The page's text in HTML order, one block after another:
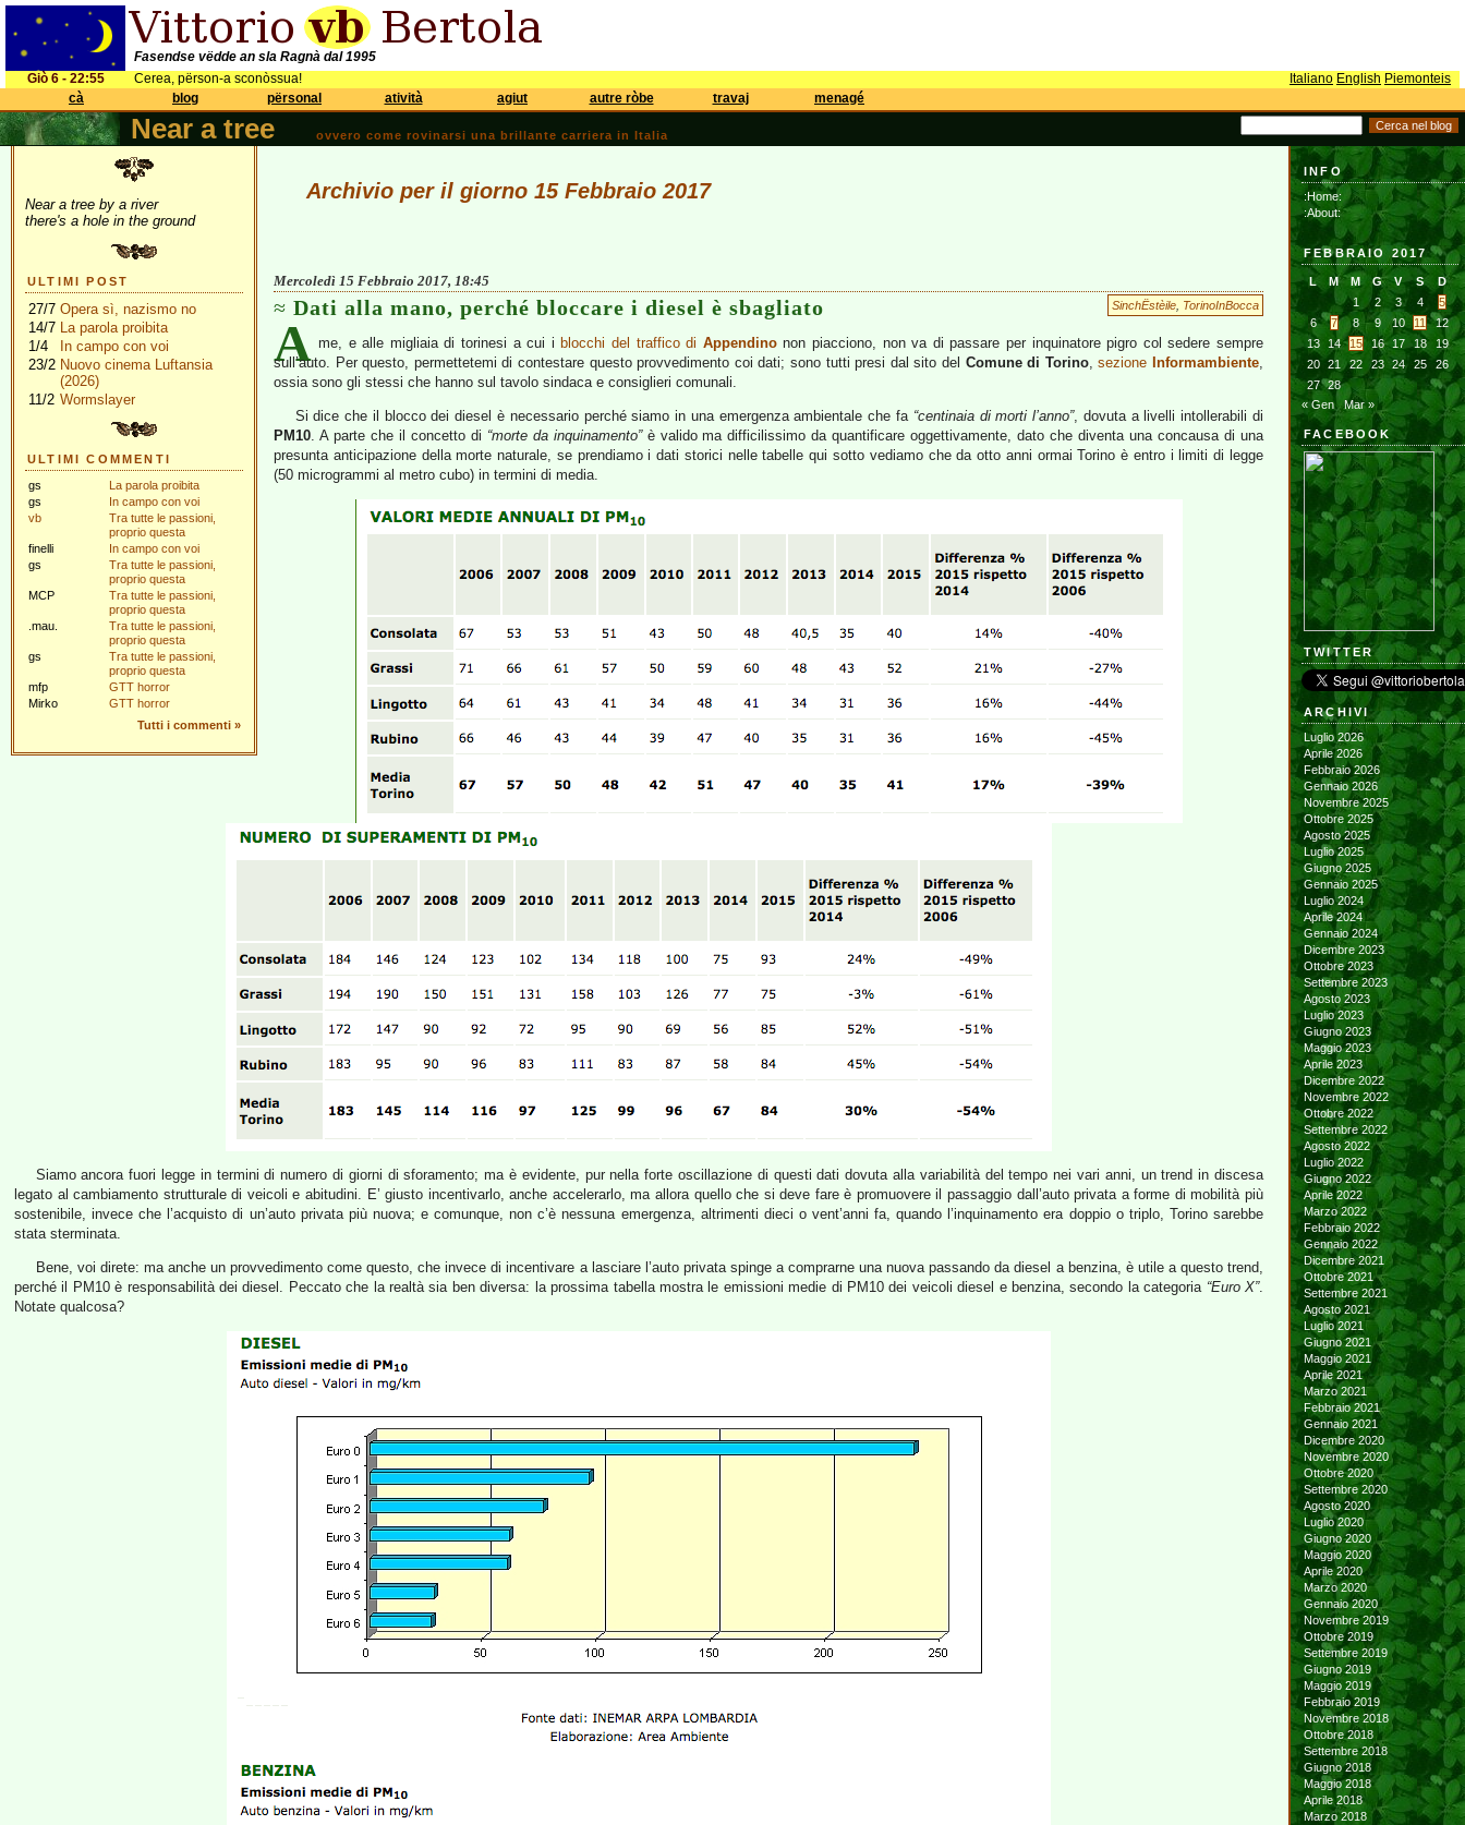
Fasendse vëdde an sla Ragnà dal 1995
Giò 6 - 22:55
Cerea, përson-a sconòssua! Italiano English Piemonteis
cà
blog përsonal atività agiut autre ròbe travaj menagé
Near a tree ovvero come rovinarsi una brillante carriera in Italia
Near a tree by a river
there's a hole in the ground
ULTIMI POST
27/7 Opera sì, nazismo no
14/7 La parola proibita
1/4
In campo con voi
23/2 Nuovo cinema Luftansia
(2026)
11/2 Wormslayer
ULTIMI COMMENTI
gs
La parola proibita
gs
In campo con voi
vb
Tra tutte le passioni,
proprio questa
finelli
In campo con voi
gs
Tra tutte le passioni,
proprio questa
MCP
Tra tutte le passioni,
proprio questa
.mau.
Tra tutte le passioni,
proprio questa
gs
Tra tutte le passioni,
proprio questa
mfp
GTT horror
Mirko
GTT horror
Tutti i commenti »
Archivio per il giorno 15 Febbraio 2017
Mercoledì 15 Febbraio 2017, 18:45
SinchËstèile TorinoInBocca
Dati alla mano, perché bloccare i diesel è sbagliato
A me, e alle migliaia di torinesi a cui i blocchi del traffico di Appendinonon piacciono, non va di passare per inquinatore pigro col sedere sempre
sull’auto. Per questo, permettetemi di contestare questo provvedimento coi dati; sono tutti presi dal sito del Comune di Torino,sezione Informambiente,
ossia sono gli stessi che hanno sul tavolo sindaca e consiglieri comunali.
Si dice che il blocco dei diesel è necessario perché siamo in una emergenza ambientale che fa “centinaia di morti l’anno”, dovuta a livelli intollerabili di
PM10. A parte che il concetto di “morte da inquinamento”è valido ma difficilissimo da quantificare oggettivamente, dato che diventa una concausa di una
presunta anticipazione della morte naturale, se prendiamo i dati storici nelle tabelle qui sotto vediamo che da otto anni ormai Torino è entro i limiti di legge
(50 microgrammi al metro cubo) in termini di media.
Siamo ancora fuori legge in termini di numero di giorni di sforamento; ma è evidente, pur nella forte oscillazione di questi dati dovuta alla variabilità del tempo nei vari anni, un trend in discesa
legato al cambiamento strutturale di veicoli e abitudini. E’ giusto incentivarlo, anche accelerarlo, ma allora quello che si deve fare è promuovere il passaggio dall’auto privata a forme di mobilità più
sostenibile, invece che l’acquisto di un’auto privata più nuova; e comunque, non c’è nessuna emergenza, altrimenti dieci o vent’anni fa, quando l’inquinamento era doppio o triplo, Torino sarebbe
stata sterminata.
Bene, voi direte: ma anche un provvedimento come questo, che invece di incentivare a lasciare l’auto privata spinge a comprarne una nuova passando da diesel a benzina, è utile a questo trend,
perché il PM10 è responsabilità dei diesel. Peccato che la realtà sia ben diversa: la prossima tabella mostra le emissioni medie di PM10 dei veicoli diesel e benzina, secondo la categoria “Euro X”.
Notate qualcosa?
INFO
:Home:
:About:
FEBBRAIO 2017
L M M G V S
D
1
2 3 4
5
6
7 8 9 10 11
12
13
14 15 16 17 18
19
20
21 22 23 24 25
26
27 28
« Gen
Mar »
FACEBOOK
TWITTER
ARCHIVI
Luglio 2026
Aprile 2026
Febbraio 2026
Gennaio 2026
Novembre 2025
Ottobre 2025
Agosto 2025
Luglio 2025
Giugno 2025
Gennaio 2025
Luglio 2024
Aprile 2024
Gennaio 2024
Dicembre 2023
Ottobre 2023
Settembre 2023
Agosto 2023
Luglio 2023
Giugno 2023
Maggio 2023
Aprile 2023
Dicembre 2022
Novembre 2022
Ottobre 2022
Settembre 2022
Agosto 2022
Luglio 2022
Giugno 2022
Aprile 2022
Marzo 2022
Febbraio 2022
Gennaio 2022
Dicembre 2021
Ottobre 2021
Settembre 2021
Agosto 2021
Luglio 2021
Giugno 2021
Maggio 2021
Aprile 2021
Marzo 2021
Febbraio 2021
Gennaio 2021
Dicembre 2020
Novembre 2020
Ottobre 2020
Settembre 2020
Agosto 2020
Luglio 2020
Giugno 2020
Maggio 2020
Aprile 2020
Marzo 2020
Gennaio 2020
Novembre 2019
Ottobre 2019
Settembre 2019
Giugno 2019
Maggio 2019
Febbraio 2019
Novembre 2018
Ottobre 2018
Settembre 2018
Giugno 2018
Maggio 2018
Aprile 2018
Marzo 2018